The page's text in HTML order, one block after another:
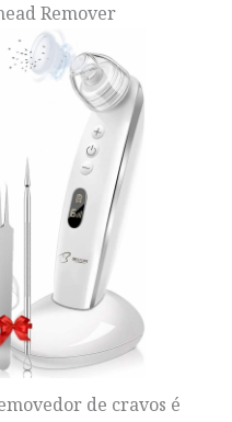
Remover
de cravos é